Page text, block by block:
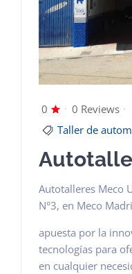
0 0 Reviews
Taller de
Autotalleres Meco
N°3, en Meco
apuesta por la
tecnologías para
en cualquier